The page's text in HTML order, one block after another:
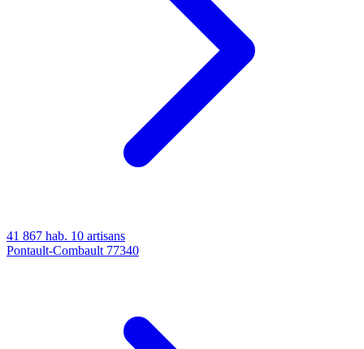
41 867 hab. 10 artisans
Pontault-Combault 77340